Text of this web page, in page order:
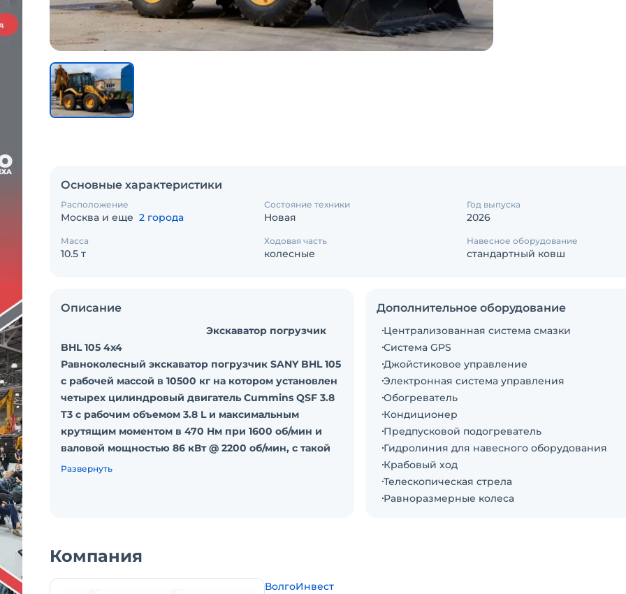
Основные характеристики
Расположение
Москва и еще 2 города
Состояние техники
Новая
Год выпуска
2026
Масса
10.5 т
Ходовая часть
колесные
Навесное оборудование
стандартный ковш
Описание
Экскаватор погрузчик
BHL 105 4х4
Равноколесный экскаватор погрузчик SANY BHL 105
с рабочей массой в 10500 кг на котором установлен
четырех цилиндровый двигатель Cummins QSF 3.8
T3 с рабочим объемом 3.8 L и максимальным
крутящим моментом в 470 Нм при 1600 об/мин и
валовой мощностью 86 кВт @ 2200 об/мин, с такой
мощностью Равноколесный Экскаватор погрузчик
управление, повышает производительность работ.
Сочетание мощности, производительности и
комфорта делает Равноколесный экскаватор
Развернуть
Дополнительное оборудование
Централизованная система смазки
Система GPS
Джойстиковое управление
Электронная система управления
Обогреватель
Кондиционер
Предпусковой подогреватель
Гидролиния для навесного оборудования
Крабовый ход
Телескопическая стрела
Равноразмерные колеса
Компания
ВолгоИнвест